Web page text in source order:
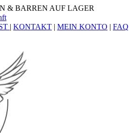
& BARREN AUF LAGER
| KONTAKT | MEIN KONTO | FAQ